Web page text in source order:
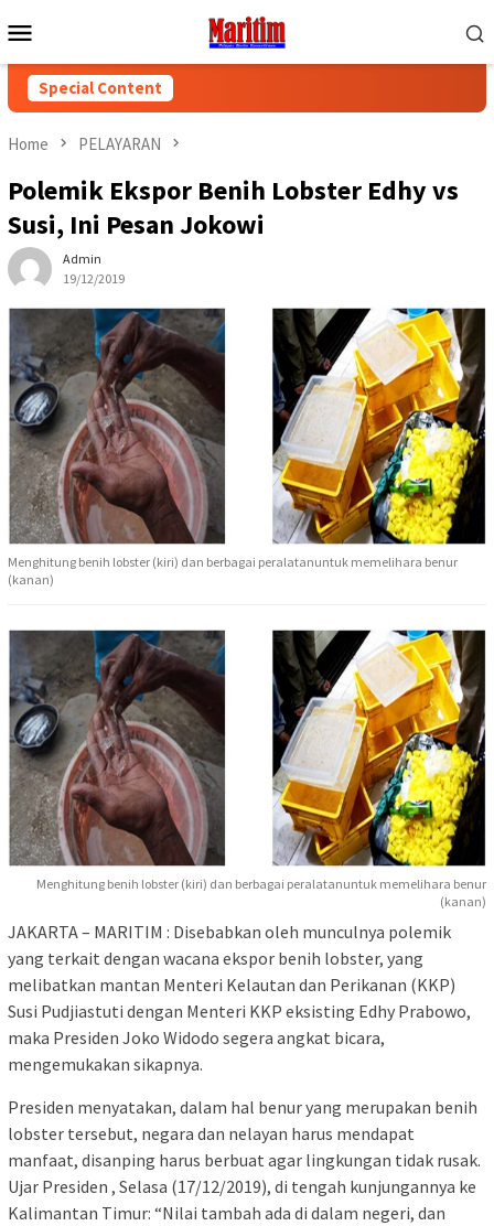
to
Menu
Special Content
Home PELAYARAN
Polemik Ekspor Benih Lobster Edhy vs
Susi, Ini Pesan Jokowi
Admin
19/12/2019
Menghitung benih lobster (kiri) dan berbagai peralatanuntuk memelihara benur
(kanan)
Menghitung benih lobster (kiri) dan berbagai peralatanuntuk memelihara benur
(kanan)
JAKARTA – MARITIM : Disebabkan oleh munculnya polemik
yang terkait dengan wacana ekspor benih lobster, yang
melibatkan mantan Menteri Kelautan dan Perikanan (KKP)
Susi Pudjiastuti dengan Menteri KKP eksisting Edhy Prabowo,
maka Presiden Joko Widodo segera angkat bicara,
mengemukakan sikapnya.
Presiden menyatakan, dalam hal benur yang merupakan benih
lobster tersebut, negara dan nelayan harus mendapat
manfaat, disanping harus berbuat agar lingkungan tidak rusak.
Ujar Presiden , Selasa (17/12/2019), di tengah kunjungannya ke
Kalimantan Timur: “Nilai tambah ada di dalam negeri, dan